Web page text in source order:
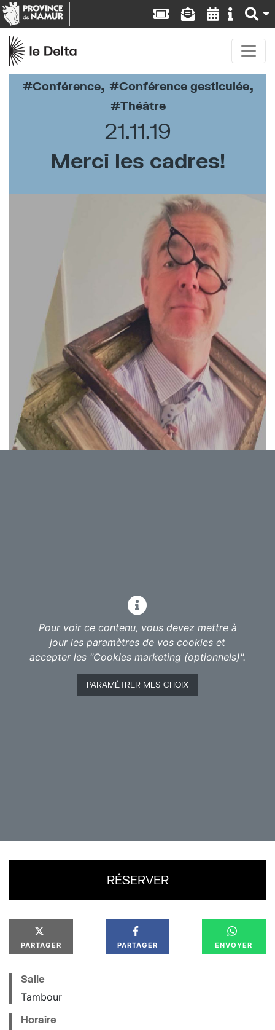
Conférence, Conférence gesticulée,
Théâtre
21.11.19
Merci les cadres!
fliqués par une armée de cadres improductifs et
réduits à l’état de travailleurs.euses sous tutelle ?
C’est ce dont parle mon histoire de « petit chef » qui
tire quelques leçons de son parcours professionnel
pour abreuver les cadres intermédiaires soumis·e·s
aux pressions de leur fonction.
Pour voir ce contenu, vous devez mettre à
jour les paramètres de vos cookies et
accepter les "Cookies marketing (optionnels)".
PARAMÉTRER MES CHOIX
RÉSERVER
PARTAGER PARTAGER ENVOYER
Salle
Tambour
Horaire